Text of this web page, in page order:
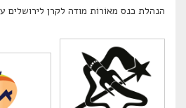
הנהלת כנס מאוֹרוֹת מודה לקרן לירושלים